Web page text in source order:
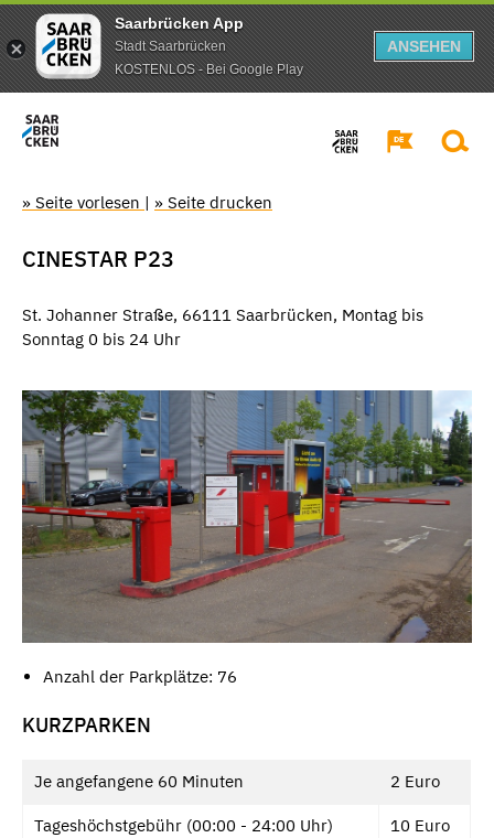
Saarbrücken App
Stadt Saarbrücken
KOSTENLOS - Bei Google Play
ANSEHEN
» Seite vorlesen | » Seite drucken
CINESTAR P23
St. Johanner Straße, 66111 Saarbrücken, Montag bis
Sonntag 0 bis 24 Uhr
Anzahl der Parkplätze: 76
KURZPARKEN
Je angefangene 60 Minuten 2 Euro
Tageshöchstgebühr (00:00 - 24:00 Uhr) 10 Euro